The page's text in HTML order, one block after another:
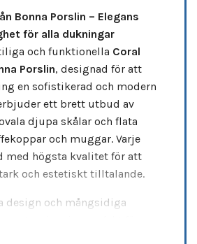
Bonna Porslin – Elegans
för alla dukningar
och funktionella Coral
Porslin, designad för att
en sofistikerad och modern
ett brett utbud av
djupa skålar och flata
och muggar. Varje
med högsta kvalitet för att
och estetiskt tilltalande.
design och mångsidiga